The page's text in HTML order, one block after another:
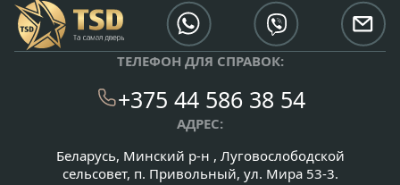
ТЕЛЕФОН ДЛЯ СПРАВОК:
+375 44 586 38 54
АДРЕС:
Беларусь, Минский р-н , Луговослободской
сельсовет, п. Привольный, ул. Мира 53-3.